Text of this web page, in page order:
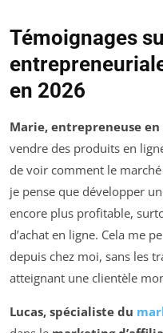
Témoignages
en 2026
Marie, entrepreneuse
vendre des produits en
de voir comment le
je pense que développer
encore plus profitable,
d’achat en ligne. Cela me
depuis chez moi, sans les
atteignant une clientèle
Lucas, spécialiste du